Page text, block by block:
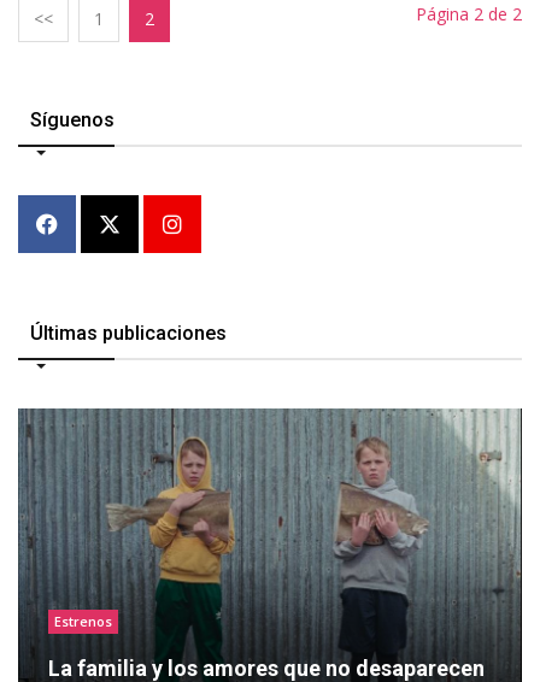
<< 1 2 Página 2 de 2
Síguenos
Últimas publicaciones
Estrenos
La familia y los amores que no desaparecen